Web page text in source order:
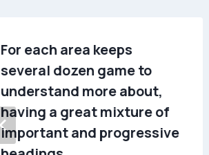
For each area keeps
several dozen game to
understand more about,
having a great mixture of
important and progressive